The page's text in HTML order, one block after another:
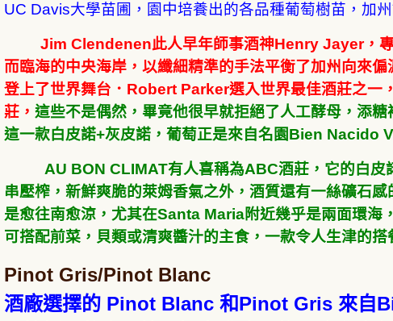
UC Davis大學苗圃，園中培養出的各品種葡萄樹苗，加
Jim Clendenen此人早年師事酒神Henry Jayer，
而臨海的中央海岸，以纖細精準的手法平衡了加州向來
登上了世界舞台．Robert Parker選入世界最佳酒莊之一
莊， 這些不是偶然，畢竟他很早就拒絕了人工酵母，添
這一款白皮諾+灰皮諾，葡萄正是來自名園Bien Nacido
AU BON CLIMAT有人喜稱為ABC酒莊，它的白皮
串壓榨，新鮮爽脆的萊姆香氣之外，酒質還有一絲礦石感
是愈往南愈涼，尤其在Santa Maria附近幾乎是兩面環海
可搭配前菜，貝類或清爽醬汁的主食，一款令人生津的搭
Pinot Gris/Pinot Blanc
酒廠選擇的 Pinot Blanc 和Pinot Gris 來自